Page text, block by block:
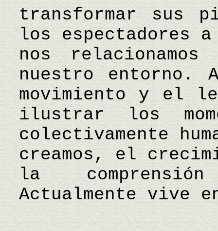
transformar sus
los espectadores
nos
nuestro
movimiento y el
ilustrar los
colectivamente
creamos, el
la
Actualmente vive